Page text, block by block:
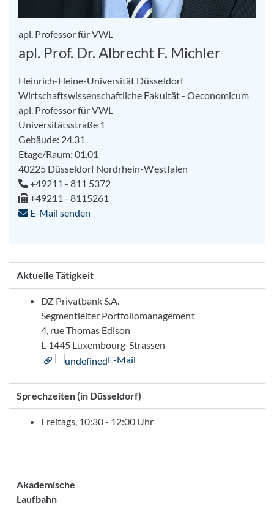
apl. Professor für VWL
apl. Prof. Dr. Albrecht F. Michler
Heinrich-Heine-Universität Düsseldorf
Wirtschaftswissenschaftliche Fakultät - Oeconomicum
apl. Professor für VWL
Universitätsstraße 1
Gebäude: 24.31
Etage/Raum: 01.01
40225 DüsseldorfNordrhein-Westfalen
+49211 - 811 5372
+49211 - 8115261
E-Mail senden
Aktuelle Tätigkeit
DZ Privatbank S.A.
Segmentleiter Portfoliomanagement
4, rue Thomas Edison
L-1445 Luxembourg-Strassen
E-Mail
Sprechzeiten (in Düsseldorf)
Freitags, 10:30 - 12:00 Uhr
Akademische
Laufbahn